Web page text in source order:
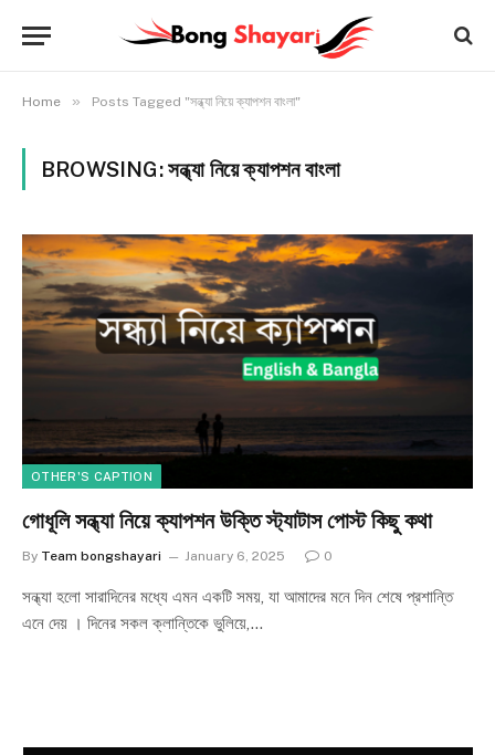
Home » Posts Tagged "সন্ধ্যা নিয়ে ক্যাপশন বাংলা"
BROWSING:সন্ধ্যা নিয়ে ক্যাপশন বাংলা
OTHER'S CAPTION
গোধূলি সন্ধ্যা নিয়ে ক্যাপশন উক্তি স্ট্যাটাস পোস্ট কিছু কথা
By Team bongshayari January 6, 2025 0
সন্ধ্যা হলো সারাদিনের মধ্যে এমন একটি সময়, যা আমাদের মনে দিন শেষে প্রশান্তি
এনে দেয় । দিনের সকল ক্লান্তিকে ভুলিয়ে,…